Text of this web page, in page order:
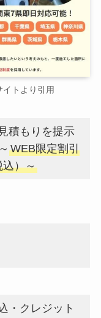
トより引用
積もりを提示
WEB限定割引
込）～
・クレジット